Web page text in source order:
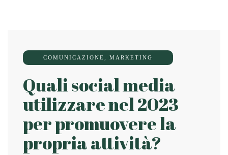
COMUNICAZIONE MARKETING
Quali social media
utilizzare nel 2023
per promuovere la
propria attività?